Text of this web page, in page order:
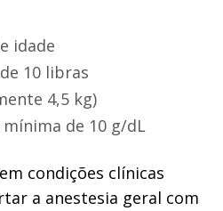
idade
10 libras
4,5 kg)
de 10 g/dL
condições clínicas
a anestesia geral com